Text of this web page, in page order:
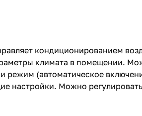
кондиционированием
климата в помещении.
режим (автоматическое
настройки. Можно